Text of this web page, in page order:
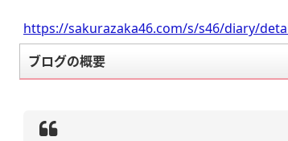
https://sakurazaka46.com/s/s46/diary/
ブログの概要